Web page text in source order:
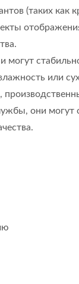
(таких как
или
они могут